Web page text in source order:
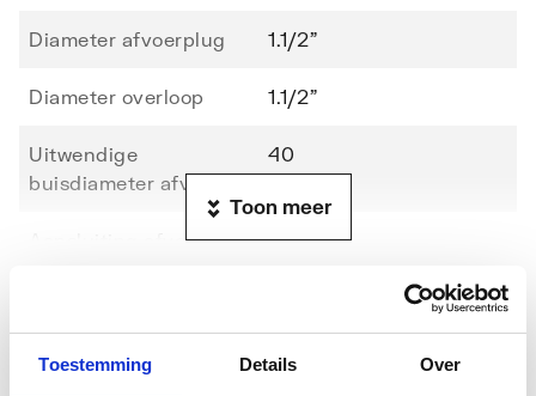
Toestemming Details Over
Diameter afvoerplug 1.1/2"
Diameter overloop 1.1/2"
Uitwendige
buisdiameter afvoer
40
Aansluiting afvoer Knelring
Toon meer
Exploded_view image/jpeg